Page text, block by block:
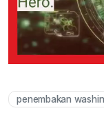
penembakan